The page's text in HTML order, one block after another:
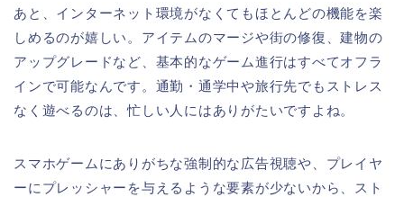
あと、インターネット環境がなくてもほとんどの機能を楽
しめるのが嬉しい。アイテムのマージや街の修復、建物の
アップグレードなど、基本的なゲーム進行はすべてオフラ
インで可能なんです。通勤・通学中や旅行先でもストレス
なく遊べるのは、忙しい人にはありがたいですよね。
スマホゲームにありがちな強制的な広告視聴や、プレイヤ
ーにプレッシャーを与えるような要素が少ないから、スト